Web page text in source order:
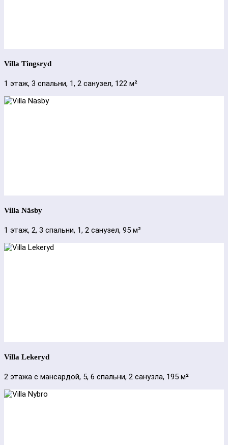
Villa Tingsryd
1 этаж, 3 спальни, 1, 2 санузел, 122 м²
Villa Näsby
1 этаж, 2, 3 спальни, 1, 2 санузел, 95 м²
Villa Lekeryd
2 этажа с мансардой, 5, 6 спальни, 2 санузла, 195 м²